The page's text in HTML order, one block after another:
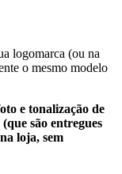
logomarca (ou na
o mesmo modelo
e tonalização de
são entregues
loja, sem